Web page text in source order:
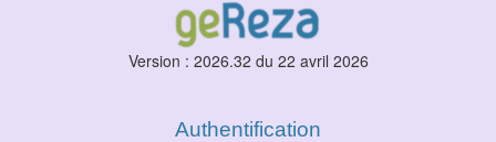
Version : 2026.32 du 22 avril 2026
Authentification